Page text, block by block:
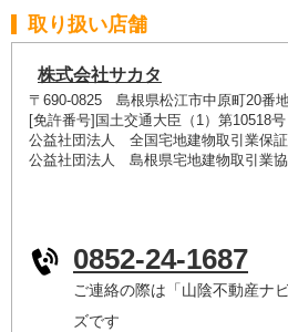
取り扱い店舗
株式会社サカタ
〒690-0825 島根県松江市中原町20番
[免許番号]国土交通大臣（1）第10518号
公益社団法人 全国宅地建物取引業保証
公益社団法人 島根県宅地建物取引業協
0852-24-1687
ご連絡の際は「山陰不動産ナ
ズです